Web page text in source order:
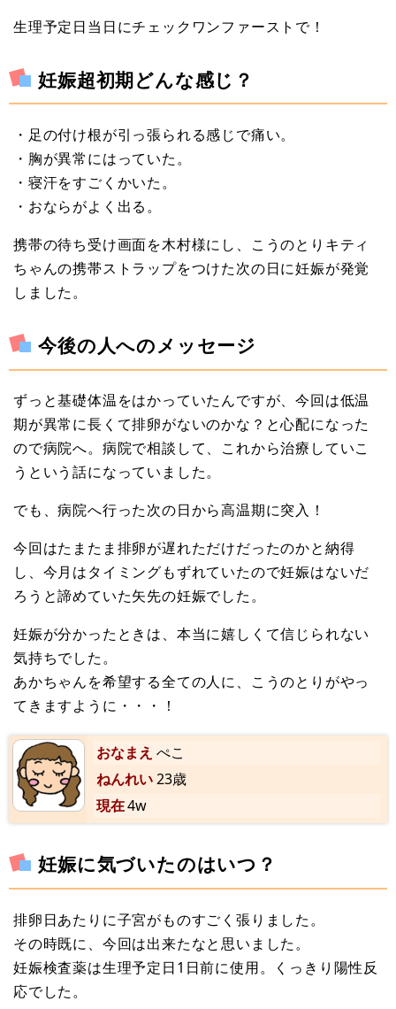
生理予定日当日にチェックワンファーストで！
妊娠超初期どんな感じ？
・足の付け根が引っ張られる感じで痛い。
・胸が異常にはっていた。
・寝汗をすごくかいた。
・おならがよく出る。
携帯の待ち受け画面を木村様にし、こうのとりキティ
ちゃんの携帯ストラップをつけた次の日に妊娠が発覚
しました。
今後の人へのメッセージ
ずっと基礎体温をはかっていたんですが、今回は低温
期が異常に長くて排卵がないのかな？と心配になった
ので病院へ。病院で相談して、これから治療していこ
うという話になっていました。
でも、病院へ行った次の日から高温期に突入！
今回はたまたま排卵が遅れただけだったのかと納得
し、今月はタイミングもずれていたので妊娠はないだ
ろうと諦めていた矢先の妊娠でした。
妊娠が分かったときは、本当に嬉しくて信じられない
気持ちでした。
あかちゃんを希望する全ての人に、こうのとりがやっ
てきますように・・・！
おなまえ ぺこ
ねんれい23歳
現在4w
妊娠に気づいたのはいつ？
排卵日あたりに子宮がものすごく張りました。
その時既に、今回は出来たなと思いました。
妊娠検査薬は生理予定日1日前に使用。くっきり陽性反
応でした。